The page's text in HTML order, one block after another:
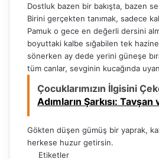
Dostluk bazen bir bakışta, bazen
Birini gerçekten tanımak, sadece
Pamuk o gece en değerli dersini
boyuttaki kalbe sığabilen tek
sönerken ay dede yerini güneşe
tüm canlar, sevginin kucağında
Çocuklarımızın İlgisini
Adımların Şarkısı:
Gökten düşen gümüş bir yaprak,
herkese huzur getirsin.
Etiketler